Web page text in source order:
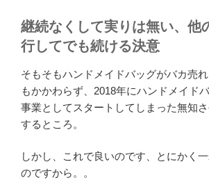
継続なくして実りは無い、他
行してでも続ける決意
そもそもハンドメイドバッグがバカ売
もかかわらず、2018年にハンドメイド
事業としてスタートしてしまった無知
するところ。
しかし、これで良いのです、とにかく
のですから。。